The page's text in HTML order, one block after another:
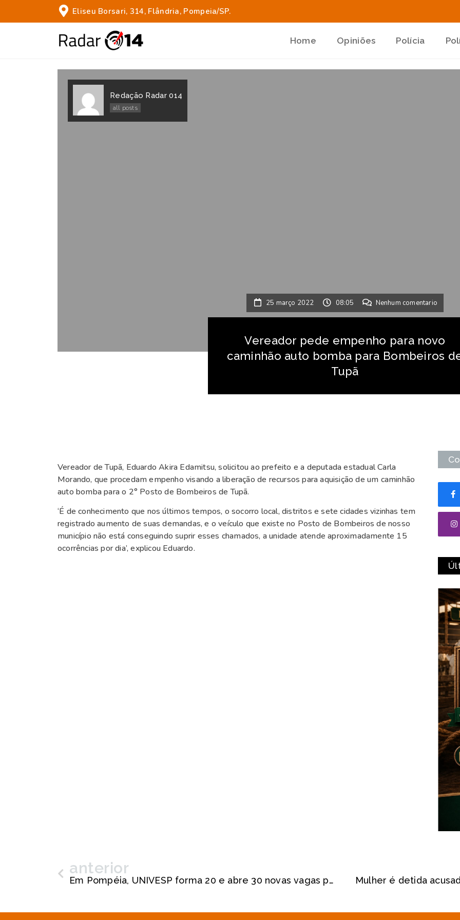
Eliseu Borsari, 314, Flândria, Pompeia/SP.
Home Opiniões Polícia
Redação Radar 014
all posts
25 março 2022 08:05 Nenhum comentario
Vereador pede empenho para novo
caminhão auto bomba para Bombeiros
Tupã
Vereador de Tupã, Eduardo Akira Edamitsu, solicitou ao prefeito e a deputada estadual Carla
Morando, que procedam empenho visando a liberação de recursos para aquisição de um caminhão
auto bomba para o 2° Posto de Bombeiros de Tupã.
‘É de conhecimento que nos últimos tempos, o socorro local, distritos e sete cidades vizinhas tem
registrado aumento de suas demandas, e o veículo que existe no Posto de Bombeiros de nosso
município não está conseguindo suprir esses chamados, a unidade atende aproximadamente 15
ocorrências por dia’, explicou Eduardo.
anterior
Em Pompéia, UNIVESP forma 20 e abre 30 novas vagas para nove cursos